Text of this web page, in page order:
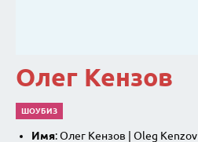
Олег Кензов
ШОУБИЗ
Имя: Олег Кензов | Oleg Kenzov